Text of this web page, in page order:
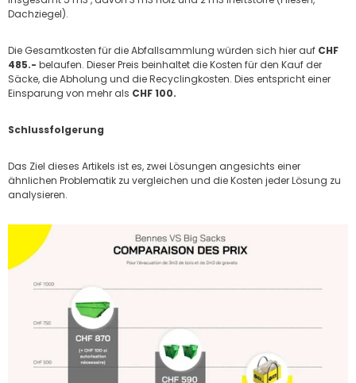
Dachziegel).
Die Gesamtkosten für die Abfallsammlung würden sich hier auf CHF
485.- belaufen. Dieser Preis beinhaltet die Kosten für den Kauf der
Säcke, die Abholung und die Recyclingkosten. Dies entspricht einer
Einsparung von mehr als CHF 100.
Schlussfolgerung
Das Ziel dieses Artikels ist es, zwei Lösungen angesichts einer
ähnlichen Problematik zu vergleichen und die Kosten jeder Lösung zu
analysieren.